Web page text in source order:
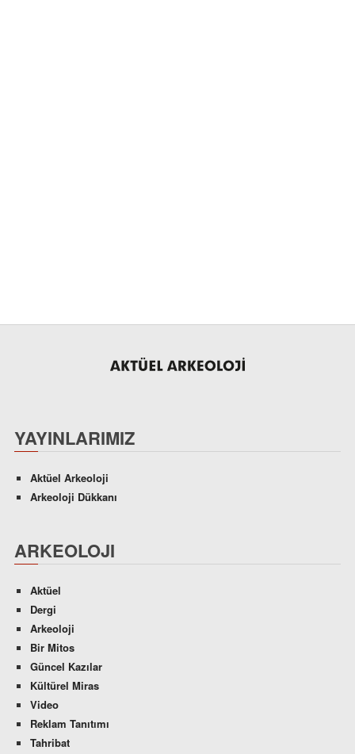
YAYINLARIMIZ
Aktüel Arkeoloji
Arkeoloji Dükkanı
ARKEOLOJI
Aktüel
Dergi
Arkeoloji
Bir Mitos
Güncel Kazılar
Kültürel Miras
Video
Reklam Tanıtımı
Tahribat